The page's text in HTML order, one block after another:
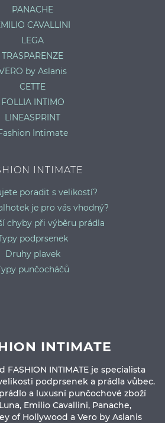
PANACHE
CAVALLINI
LEGA
TRASPARENZE
by Aslanis
CETTE
FOLLIA INTIMO
LINEASPRINT
Intimate
INTIMATE
poradit s velikostí?
je pro vás vhodný?
chyby při výběru prádla
podprsenek
Druhy plavek
punčocháčů
INTIMATE
INTIMATE je specialista
podprsenek a prádla vůbec.
a luxusní punčochové zboží
Emilio Cavallini, Panache,
of Hollywood a Vero by Aslanis